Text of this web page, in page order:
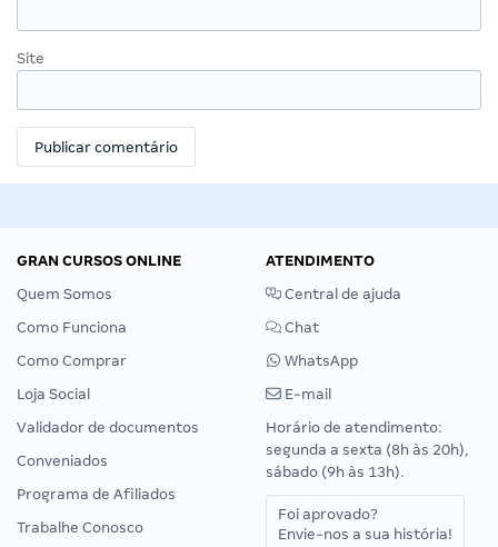
Site
GRAN CURSOS ONLINE
Quem Somos
Como Funciona
Como Comprar
Loja Social
Validador de documentos
Conveniados
Programa de Afiliados
Trabalhe Conosco
ATENDIMENTO
Central de ajuda
Chat
WhatsApp
E-mail
Horário de atendimento:
segunda a sexta (8h às 20h),
sábado (9h às 13h).
Foi aprovado?
Envie-nos a sua história!